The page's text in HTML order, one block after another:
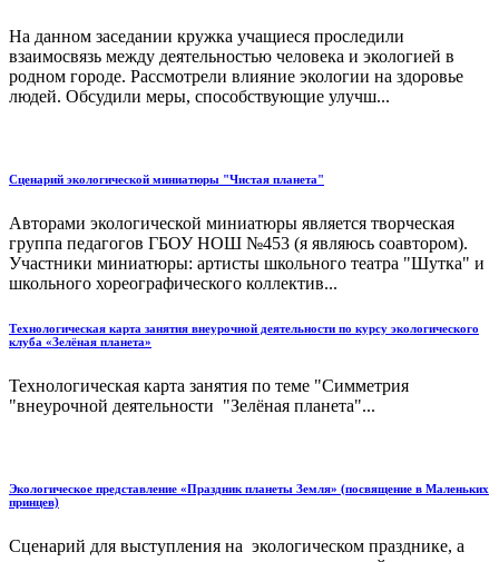
На данном заседании кружка учащиеся проследили
взаимосвязь между деятельностью человека и экологией в
родном городе. Рассмотрели влияние экологии на здоровье
людей. Обсудили меры, способствующие улучш...
Сценарий экологической миниатюры "Чистая планета"
Авторами экологической миниатюры является творческая
группа педагогов ГБОУ НОШ №453 (я являюсь соавтором).
Участники миниатюры: артисты школьного театра "Шутка" и
школьного хореографического коллектив...
Технологическая карта занятия внеурочной деятельности по курсу экологического
клуба «Зелёная планета»
Технологическая карта занятия по теме "Симметрия
"внеурочной деятельности "Зелёная планета"...
Экологическое представление «Праздник планеты Земля» (посвящение в Маленьких
принцев)
Сценарий для выступления на экологическом празднике, а